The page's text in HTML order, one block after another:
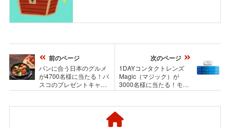
前のページ
パンに合う日本のグルメ
が4700名様に当たる！パ
スコのプレゼントキャン
ペーン
次のページ
1DAYコンタクトレンズ
Magic（マジック）が
3000名様に当たる！モニ
タープレゼントキャンペ